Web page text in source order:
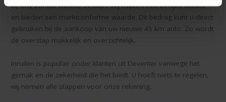
bij ons zonder moeite inruilen. Wij maken een eerlijke taxatie
en bieden een marktconforme waarde. Dit bedrag kunt u direct
gebruiken bij de aankoop van uw nieuwe 45 km auto. Zo wordt
de overstap makkelijk en overzichtelijk.
Inruilen is populair onder klanten uit Deventer vanwege het
gemak en de zekerheid die het biedt. U hoeft niets te regelen,
wij nemen alle stappen voor onze rekening.